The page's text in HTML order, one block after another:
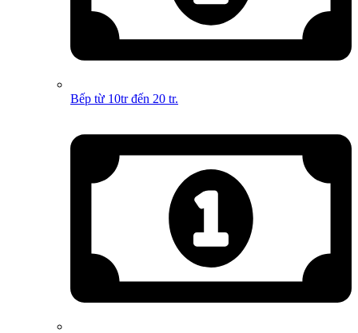
Bếp từ 10tr đến 20 tr.